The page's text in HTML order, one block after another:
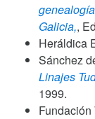
Galicia,,
Heráldica
Sánchez
Linajes
1999.
Fundación